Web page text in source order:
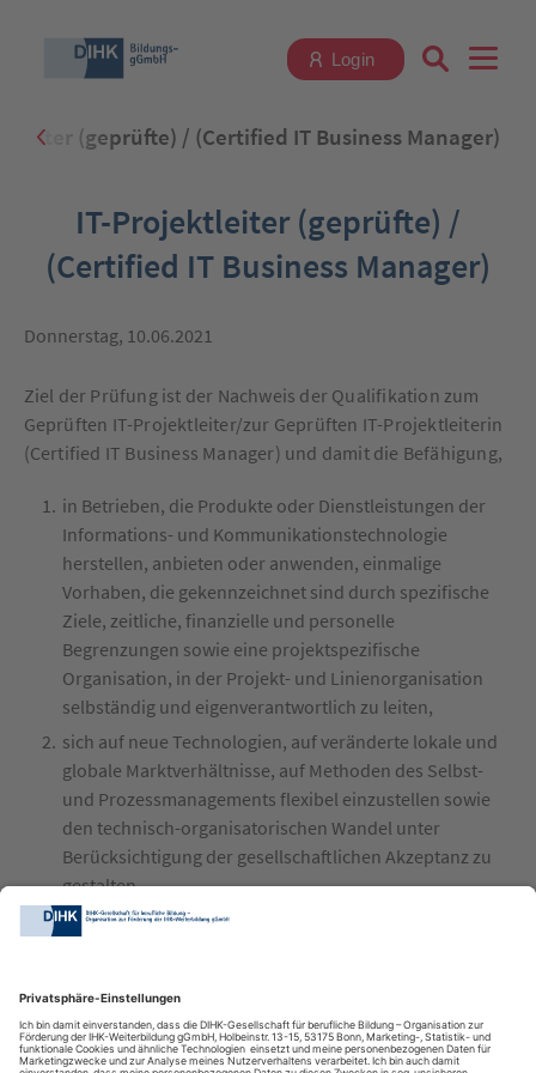
Login
Suchbegriff eingeben
Registrieren
(geprüfte) / (Certified IT Business Manager)
IT-Projektleiter (geprüfte) /
(Certified IT Business Manager)
Donnerstag, 10.06.2021
Ziel der Prüfung ist der Nachweis der Qualifikation zum
Geprüften IT-Projektleiter/zur Geprüften IT-Projektleiterin
(Certified IT Business Manager) und damit die Befähigung,
in Betrieben, die Produkte oder Dienstleistungen der
Informations- und Kommunikationstechnologie
herstellen, anbieten oder anwenden, einmalige
Vorhaben, die gekennzeichnet sind durch spezifische
Ziele, zeitliche, finanzielle und personelle
Begrenzungen sowie eine projektspezifische
Organisation, in der Projekt- und Linienorganisation
selbständig und eigenverantwortlich zu leiten,
sich auf neue Technologien, auf veränderte lokale und
globale Marktverhältnisse, auf Methoden des Selbst-
und Prozessmanagements flexibel einzustellen sowie
den technisch-organisatorischen Wandel unter
Berücksichtigung der gesellschaftlichen Akzeptanz zu
gestalten,
Aufgaben der Mitarbeiterführung wahrzunehmen.